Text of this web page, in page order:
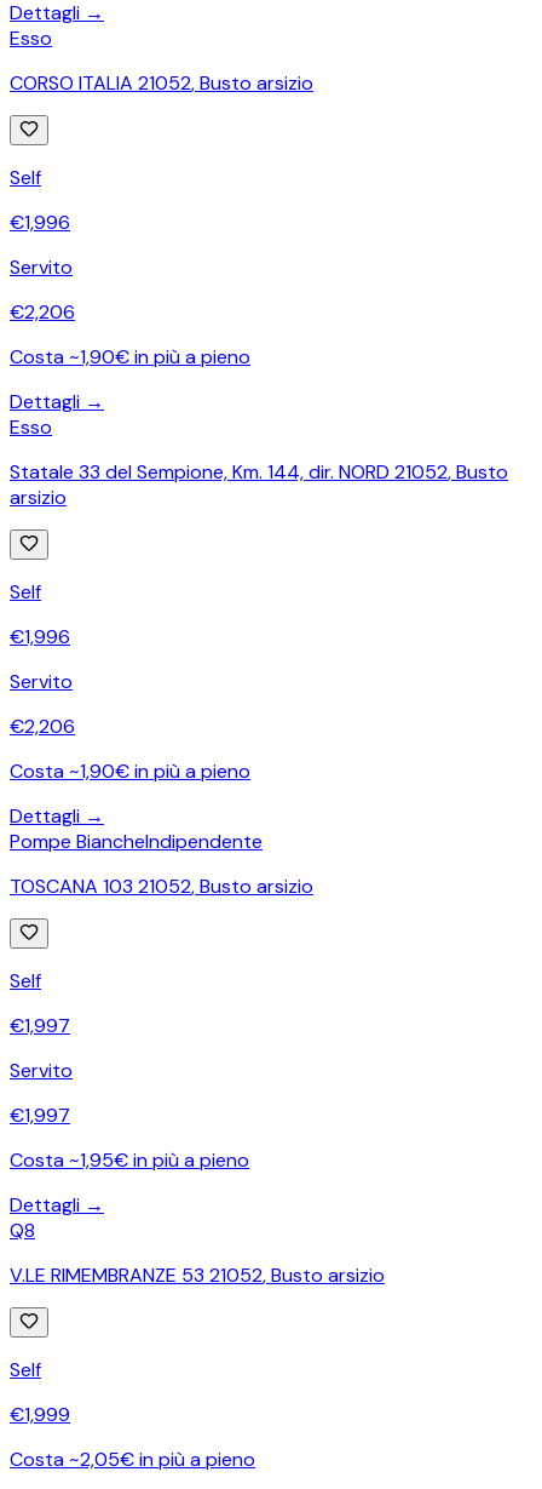
Dettagli →
Esso
CORSO ITALIA 21052,Busto arsizio
Self
€1,996
Servito
€2,206
Costa ~1,90€ in più a pieno
Dettagli →
Esso
Statale 33 del Sempione, Km. 144, dir. NORD 21052,Busto
arsizio
Self
€1,996
Servito
€2,206
Costa ~1,90€ in più a pieno
Dettagli →
Pompe BiancheIndipendente
TOSCANA 103 21052,Busto arsizio
Self
€1,997
Servito
€1,997
Costa ~1,95€ in più a pieno
Dettagli →
Q8
V.LE RIMEMBRANZE 53 21052,Busto arsizio
Self
€1,999
Costa ~2,05€ in più a pieno